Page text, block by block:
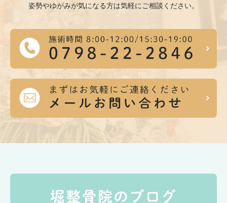
姿勢やゆがみが気になる方は気軽にご相談ください。